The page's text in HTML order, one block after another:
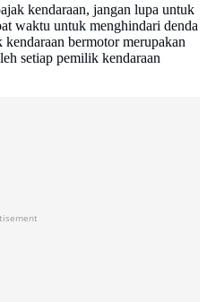
kendaraan, jangan lupa untuk
waktu untuk menghindari denda
bermotor merupakan
setiap pemilik kendaraan